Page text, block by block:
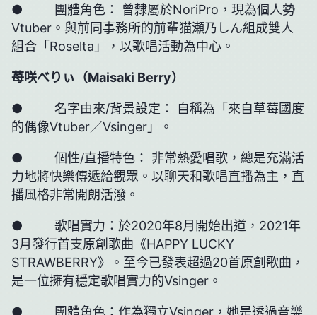
● 團體角色： 曾隸屬於NoriPro，現為個人勢
Vtuber。與前同事務所的前輩猫瀬乃しん組成雙人
組合「Roselta」，以歌唱活動為中心。
苺咲べりぃ（Maisaki Berry）
● 名字由來/背景設定： 自稱為「來自草莓國度
的偶像Vtuber／Vsinger」。
● 個性/直播特色： 非常熱愛唱歌，總是充滿活
力地將快樂傳遞給觀眾。以聊天和歌唱直播為主，直
播風格非常開朗活潑。
● 歌唱實力：於2020年8月開始出道，2021年
3月發行首支原創歌曲《HAPPY LUCKY
STRAWBERRY》。至今已發表超過20首原創歌曲，
是一位擁有穩定歌唱實力的Vsinger。
● 團體角色：作為獨立Vsinger，她是透過音樂